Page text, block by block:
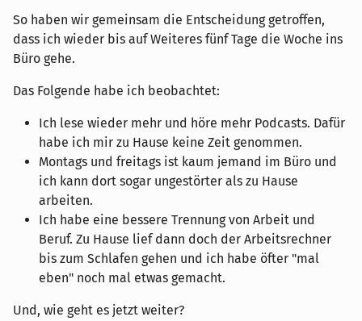
So haben wir gemeinsam die Entscheidung getroffen,
dass ich wieder bis auf Weiteres fünf Tage die Woche ins
Büro gehe.
Das Folgende habe ich beobachtet:
Ich lese wieder mehr und höre mehr Podcasts. Dafür
habe ich mir zu Hause keine Zeit genommen.
Montags und freitags ist kaum jemand im Büro und
ich kann dort sogar ungestörter als zu Hause
arbeiten.
Ich habe eine bessere Trennung von Arbeit und
Beruf. Zu Hause lief dann doch der Arbeitsrechner
bis zum Schlafen gehen und ich habe öfter "mal
eben" noch mal etwas gemacht.
Und, wie geht es jetzt weiter?